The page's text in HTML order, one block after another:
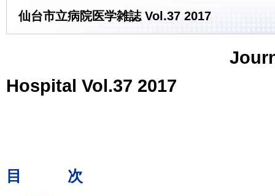
仙台市立病院医学雑誌 Vol.37 2017
Hospital Vol.37 2017
目 次